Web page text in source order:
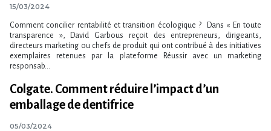
15/03/2024
Comment concilier rentabilité et transition écologique ? Dans « En toute
transparence », David Garbous reçoit des entrepreneurs, dirigeants,
directeurs marketing ou chefs de produit qui ont contribué à des initiatives
exemplaires retenues par la plateforme Réussir avec un marketing
responsab...
Colgate. Comment réduire l’impact d​‌’un
emballage de dentifrice
05/03/2024